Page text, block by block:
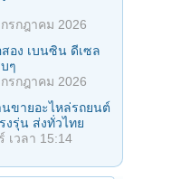
รกฎาคม 2026
อง เบนซิน ดีเซล
ๆ
รกฎาคม 2026
ขายอะไหล่รถยนต์
งรุ่น ส่งทั่วไทย
เวลา 15:14